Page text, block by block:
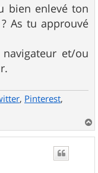
bien enlevé ton
As tu approuvé
et/ou
, Pinterest,
a